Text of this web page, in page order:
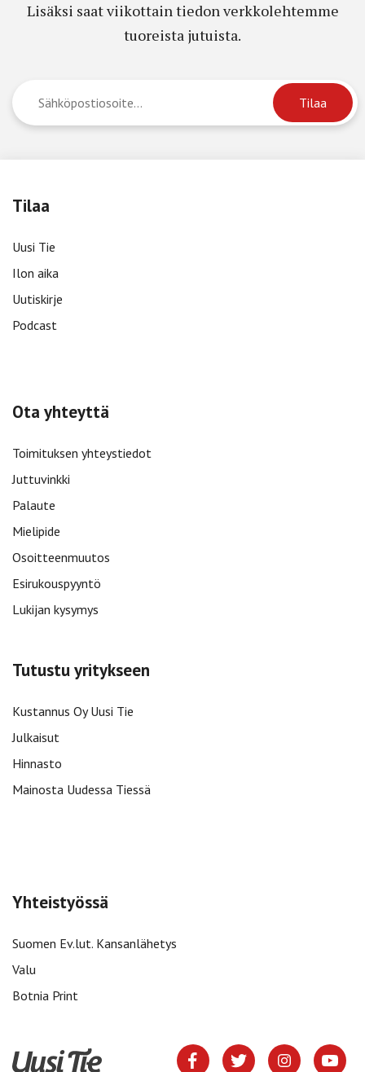
Lisäksi saat viikottain tiedon verkkolehtemme
tuoreista jutuista.
Tilaa
Uusi Tie
Ilon aika
Uutiskirje
Podcast
Ota yhteyttä
Toimituksen yhteystiedot
Juttuvinkki
Palaute
Mielipide
Osoitteenmuutos
Esirukouspyyntö
Lukijan kysymys
Tutustu yritykseen
Kustannus Oy Uusi Tie
Julkaisut
Hinnasto
Mainosta Uudessa Tiessä
Yhteistyössä
Suomen Ev.lut. Kansanlähetys
Valu
Botnia Print